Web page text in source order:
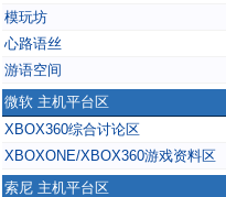
模玩坊
心路语丝
游语空间
微软 主机平台区
XBOX360综合讨论区
XBOXONE/XBOX360游戏资料区
索尼 主机平台区